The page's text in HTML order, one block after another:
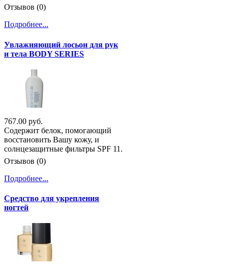
Отзывов (0)
Подробнее...
Увлажняющий лосьон для рук
и тела BODY SERIES
767.00 руб.
Содержит белок, помогающий
восстановить Вашу кожу, и
солнцезащитные фильтры SPF 11.
Отзывов (0)
Подробнее...
Средство для укрепления
ногтей